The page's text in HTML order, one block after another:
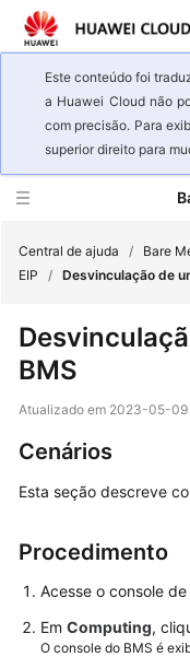
Este conteúdo foi
a Huawei Cloud não
com precisão. Para
superior direito para
geral
de
Primeiros
passos
usuário
comuns
Central de ajuda / Bare
EIP
/ Desvinculação de
BMS
Atualizado em 2023-05-09
Cenários
Esta seção descreve
Procedimento
Acesse o console
Em Computing,
O console do BMS é